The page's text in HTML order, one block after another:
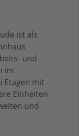
ist als
und
im
Etagen mit
Einheiten
und